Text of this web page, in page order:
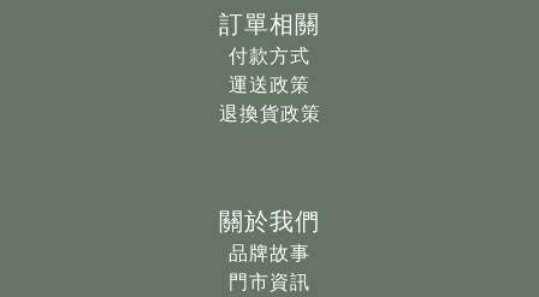
訂單相關
付款方式
運送政策
退換貨政策
關於我們
品牌故事
門市資訊